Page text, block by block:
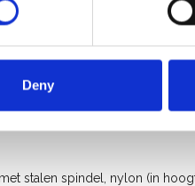
Deny
stalen spindel, nylon (in